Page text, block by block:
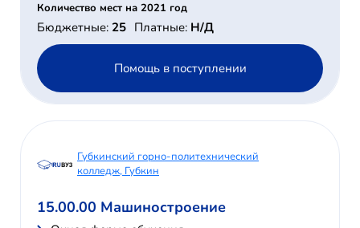
Количество мест на 2021 год
Бюджетные: 25 Платные: Н/Д
Помощь в поступлении
Губкинский горно-политехнический
колледж, Губкин
15.00.00 Машиностроение